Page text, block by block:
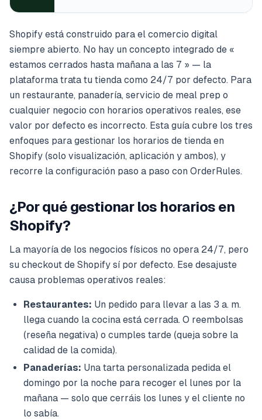
Shopify está construido para el comercio digital
siempre abierto. No hay un concepto integrado de «
estamos cerrados hasta mañana a las 7 » — la
plataforma trata tu tienda como 24/7 por defecto. Para
un restaurante, panadería, servicio de meal prep o
cualquier negocio con horarios operativos reales, ese
valor por defecto es incorrecto. Esta guía cubre los tres
enfoques para gestionar los horarios de tienda en
Shopify (solo visualización, aplicación y ambos), y
recorre la configuración paso a paso con OrderRules.
¿Por qué gestionar los horarios en
Shopify?
La mayoría de los negocios físicos no opera 24/7, pero
su checkout de Shopify sí por defecto. Ese desajuste
causa problemas operativos reales:
Restaurantes: Un pedido para llevar a las 3 a. m.
llega cuando la cocina está cerrada. O reembolsas
(reseña negativa) o cumples tarde (queja sobre la
calidad de la comida).
Panaderías: Una tarta personalizada pedida el
domingo por la noche para recoger el lunes por la
mañana — solo que cerráis los lunes y el cliente no
lo sabía.